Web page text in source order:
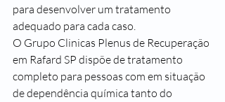
para desenvolver um tratamento
adequado para cada caso.
O Grupo Clinicas Plenus de Recuperação
em Rafard SP dispõe de tratamento
completo para pessoas com em situação
de dependência química tanto do